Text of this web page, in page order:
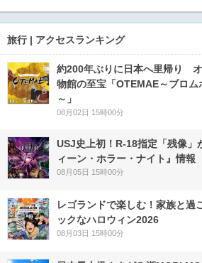
旅行 | アクセスランキング
約200年ぶりに日本へ里帰り
物館の至宝「OTEMAE～ブロ
～」
08月02日 15時00分
USJ史上初！R-18指定「残像」
ィーン・ホラー・ナイト』情報
08月05日 15時00分
レゴランドで楽しむ！家族と過
ックなハロウィン2026
08月03日 15時00分